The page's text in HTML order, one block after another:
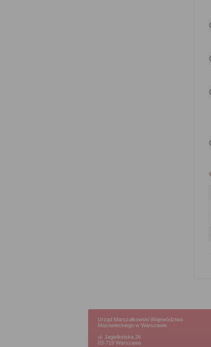
Urząd Marszałkowski Województwa
Mazowieckiego w Warszawie
ul. Jagiellońska 26
03-719 Warszawa